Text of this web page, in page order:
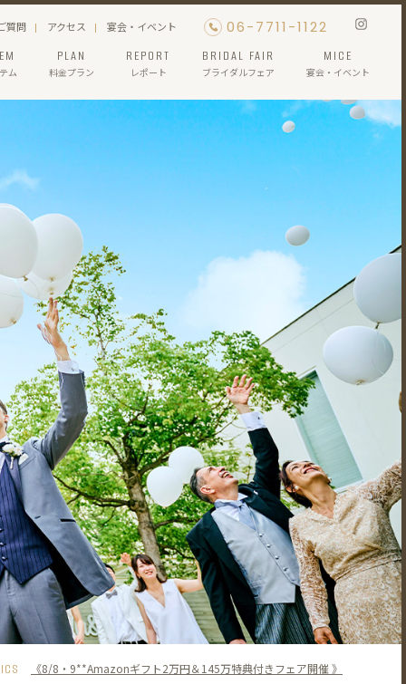
ム
PLAN
料金プラン
REPORT
レポート
BRIDAL FAIR
ブライダルフェア
MICE
宴会・イベント
質問 アクセス 宴会・イベント 06-7711-1122
《8/8・9**Amazonギフト2万円＆145万特典付きフェア開催 》